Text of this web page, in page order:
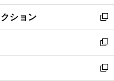
開
く
ウ
で
開
く
ン
ド
ウ
で
開
く
ウ
ィ
ン
ド
ウ
で
ション
新
し
い
ウ
ィ
新
し
い
新